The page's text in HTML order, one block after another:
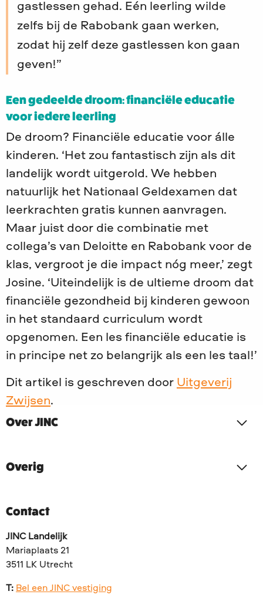
gastlessen gehad. Eén leerling wilde
zelfs bij de Rabobank gaan werken,
zodat hij zelf deze gastlessen kon gaan
geven!
Een gedeelde droom: financiële educatie
voor iedere leerling
De droom? Financiële educatie voor álle
kinderen. ‘Het zou fantastisch zijn als dit
landelijk wordt uitgerold. We hebben
natuurlijk het Nationaal Geldexamen dat
leerkrachten gratis kunnen aanvragen.
Maar juist door die combinatie met
collega’s van Deloitte en Rabobank voor de
klas, vergroot je die impact nóg meer,’ zegt
Josine. ‘Uiteindelijk is de ultieme droom dat
financiële gezondheid bij kinderen gewoon
in het standaard curriculum wordt
opgenomen. Een les financiële educatie is
in principe net zo belangrijk als een les taal!’
Dit artikel is geschreven door Uitgeverij
Zwijsen.
Over JINC
Overig
Contact
JINC Landelijk
Mariaplaats 21
3511 LK Utrecht
T: Bel een JINC vestiging